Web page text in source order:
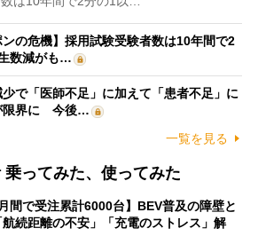
ンの危機】採用試験受験者数は10年間で2
数減がも…
少で「医師不足」に加えて「患者不足」に
限界に 今後…
一覧を見る
ってみた、使ってみた
月間で受注累計6000台】BEV普及の障壁と
続距離の不安」「充電のストレス」解